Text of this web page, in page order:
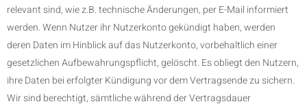
relevant sind, wie z.B. technische Änderungen, per E-Mail informiert
werden. Wenn Nutzer ihr Nutzerkonto gekündigt haben, werden
deren Daten im Hinblick auf das Nutzerkonto, vorbehaltlich einer
gesetzlichen Aufbewahrungspflicht, gelöscht. Es obliegt den Nutzern,
ihre Daten bei erfolgter Kündigung vor dem Vertragsende zu sichern.
Wir sind berechtigt, sämtliche während der Vertragsdauer